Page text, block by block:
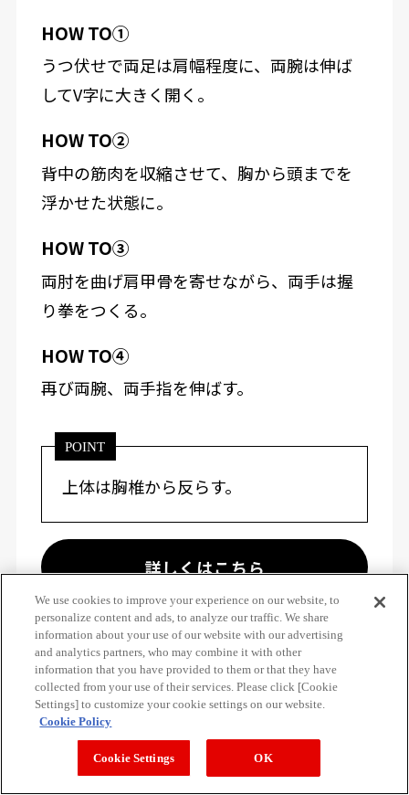
HOW TO①
うつ伏せで両足は肩幅程度に、両腕は伸ば
してV字に大きく開く。
HOW TO②
背中の筋肉を収縮させて、胸から頭までを
浮かせた状態に。
HOW TO③
両肘を曲げ肩甲骨を寄せながら、両手は握
り拳をつくる。
HOW TO④
再び両腕、両手指を伸ばす。
POINT
上体は胸椎から反らす。
詳しくはこちら
ベントオーバーラットプルダウン
部位：背中/ 詳細部位：
広背筋
LEVEL：★★☆
We use cookies to improve your experience on our website, to
personalize content and ads, to analyze our traffic. We share
information about your use of our website with our advertising
and analytics partners, who may combine it with other
information that you have provided to them or that they have
collected from your use of their services. Please click [Cookie
Settings] to customize your cookie settings on our website.
Cookie Policy
Cookie Settings OK